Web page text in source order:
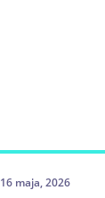
16 maja, 2026